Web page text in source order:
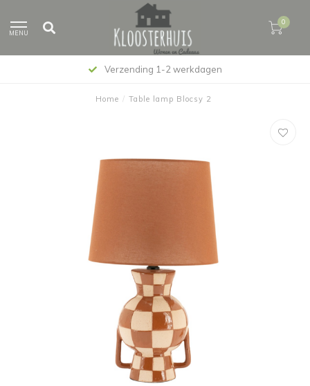
MENU
0
Verzending 1-2 werkdagen
Home / Table lamp Blocsy 2